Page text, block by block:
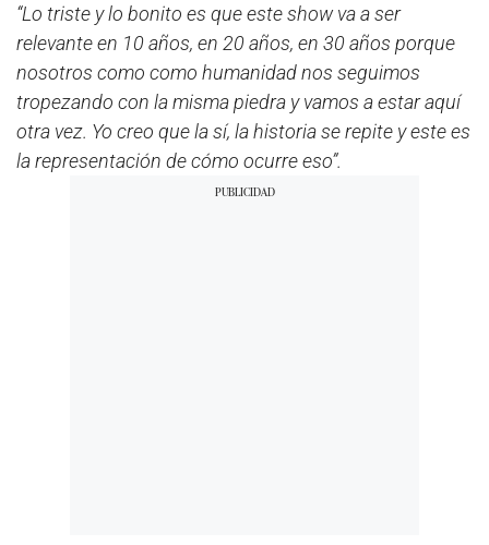
“Lo triste y lo bonito es que este show va a ser
relevante en 10 años, en 20 años, en 30 años porque
nosotros como como humanidad nos seguimos
tropezando con la misma piedra y vamos a estar aquí
otra vez. Yo creo que la sí, la historia se repite y este es
la representación de cómo ocurre eso”.